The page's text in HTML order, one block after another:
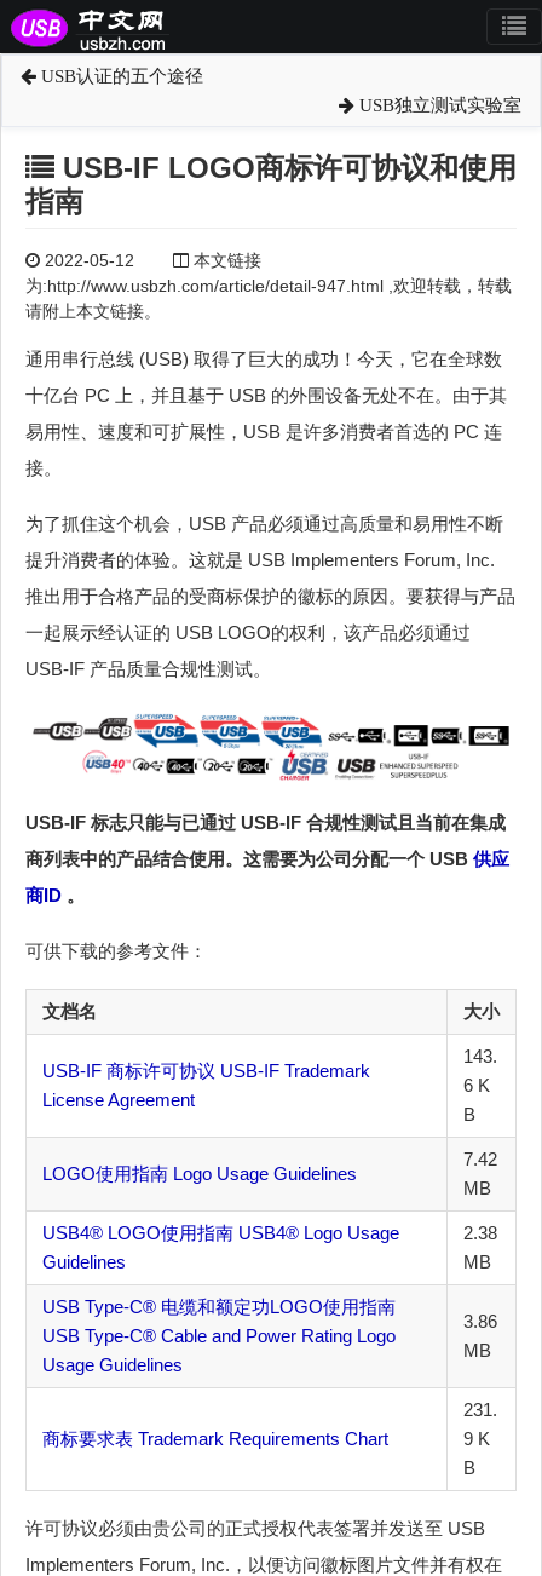
USB认证的五个途径
USB独立测试实验室
USB-IF LOGO商标许可协议和使用
指南
2022-05-12
本文链接
为:http://www.usbzh.com/article/detail-947.html ,欢迎转载，转载
请附上本文链接。
通用串行总线 (USB) 取得了巨大的成功！今天，它在全球数
十亿台 PC 上，并且基于 USB 的外围设备无处不在。由于其
易用性、速度和可扩展性，USB 是许多消费者首选的 PC 连
接。
为了抓住这个机会，USB 产品必须通过高质量和易用性不断
提升消费者的体验。这就是 USB Implementers Forum, Inc.
推出用于合格产品的受商标保护的徽标的原因。要获得与产品
一起展示经认证的 USB LOGO的权利，该产品必须通过
USB-IF 产品质量合规性测试。
USB-IF 标志只能与已通过 USB-IF 合规性测试且当前在集成
商列表中的产品结合使用。这需要为公司分配一个 USB 供应
商ID 。
可供下载的参考文件：
文档名 大小
USB-IF 商标许可协议 USB-IF Trademark
License Agreement
143.
6 K
B
LOGO使用指南 Logo Usage Guidelines
7.42
MB
USB4® LOGO使用指南 USB4® Logo Usage
Guidelines
2.38
MB
USB Type-C® 电缆和额定功LOGO使用指南
USB Type-C® Cable and Power Rating Logo
Usage Guidelines
3.86
MB
商标要求表 Trademark Requirements Chart
231.
9 K
B
许可协议必须由贵公司的正式授权代表签署并发送至 USB
Implementers Forum, Inc.，以便访问徽标图片文件并有权在